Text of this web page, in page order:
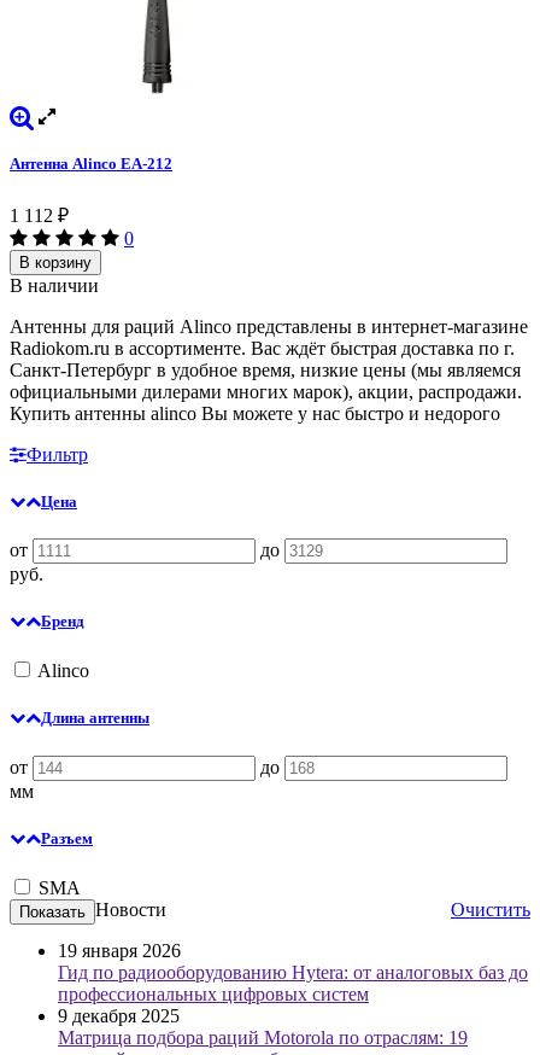
Антенна Alinco EA-212
1 112 ₽
0
В корзину
В наличии
Антенны для раций Alinco представлены в интернет-магазине
Radiokom.ru в ассортименте. Вас ждёт быстрая доставка по г.
Санкт-Петербург в удобное время, низкие цены (мы являемся
официальными дилерами многих марок), акции, распродажи.
Купить антенны alinco Вы можете у нас быстро и недорого
Фильтр
Цена
от
до
руб.
Бренд
Alinco
Длина антенны
от
до
мм
Разъем
SMA
Очистить
Новости
19 января 2026
Гид по радиооборудованию Hytera: от аналоговых баз до
профессиональных цифровых систем
9 декабря 2025
Матрица подбора раций Motorola по отраслям: 19